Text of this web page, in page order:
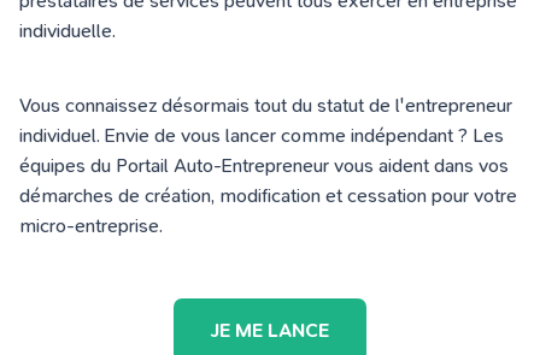
individuelle.
Vous connaissez désormais tout du statut de l'entrepreneur
individuel. Envie de vous lancer comme indépendant ? Les
équipes du Portail Auto-Entrepreneur vous aident dans vos
démarches de création, modification et cessation pour votre
micro-entreprise.
JE ME LANCE